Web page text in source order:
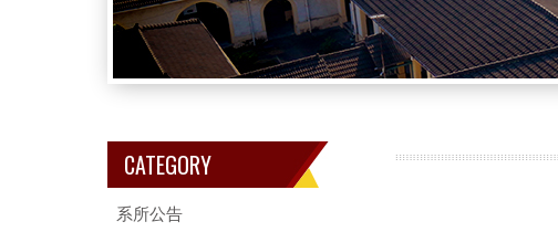
CATEGORY
系所公告